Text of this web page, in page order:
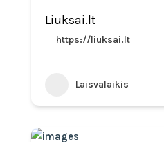
Liuksai.lt
https://liuksai.lt
Laisvalaikis